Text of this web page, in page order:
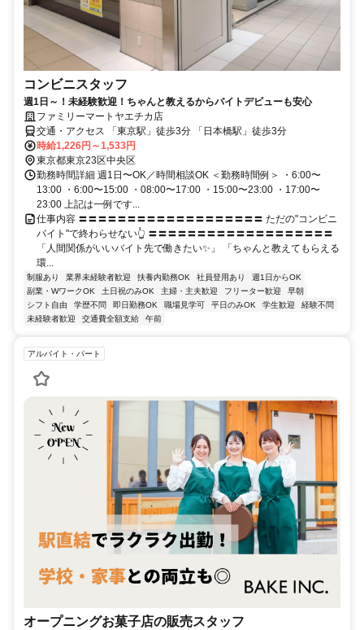
コンビニスタッフ
週1日～！未経験歓迎！ちゃんと教えるからバイトデビューも安心
ファミリーマートヤエチカ店
交通・アクセス 「東京駅」徒歩3分 「日本橋駅」徒歩3分
時給1,226円～1,533円
東京都東京23区中央区
勤務時間詳細 週1日〜OK／時間相談OK ＜勤務時間例＞ ・6:00〜
13:00 ・6:00〜15:00 ・08:00〜17:00 ・15:00〜23:00 ・17:00〜
23:00 上記は一例です...
仕事内容 〓〓〓〓〓〓〓〓〓〓〓〓〓〓〓〓〓〓〓 ただの"コンビニ
バイト"で終わらせない👆 〓〓〓〓〓〓〓〓〓〓〓〓〓〓〓〓〓〓〓
「人間関係がいいバイト先で働きたい✨」 「ちゃんと教えてもらえる
環...
制服あり 業界未経験者歓迎 扶養内勤務OK 社員登用あり
週1日からOK
副業・WワークOK
土日祝のみOK 主婦・主夫歓迎 フリーター歓迎
早朝
シフト自由
学歴不問 即日勤務OK 職場見学可 平日のみOK 学生歓迎
経験不問
未経験者歓迎
交通費全額支給 午前
アルバイト・パート
オープニングお菓子店の販売スタッフ